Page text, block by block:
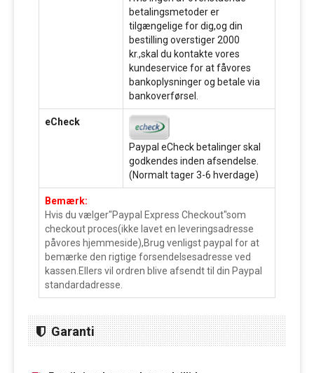
betalingsmetoder er
tilgængelige for dig,og din
bestilling overstiger 2000
kr.,skal du kontakte vores
kundeservice for at fåvores
bankoplysninger og betale via
bankoverførsel.
eCheck
Paypal eCheck betalinger skal
godkendes inden afsendelse.
(Normalt tager 3-6 hverdage)
Bemærk:
Hvis du vælger"Paypal Express Checkout"som
checkout proces(ikke lavet en leveringsadresse
påvores hjemmeside),Brug venligst paypal for at
bemærke den rigtige forsendelsesadresse ved
kassen.Ellers vil ordren blive afsendt til din Paypal
standardadresse.
Garanti